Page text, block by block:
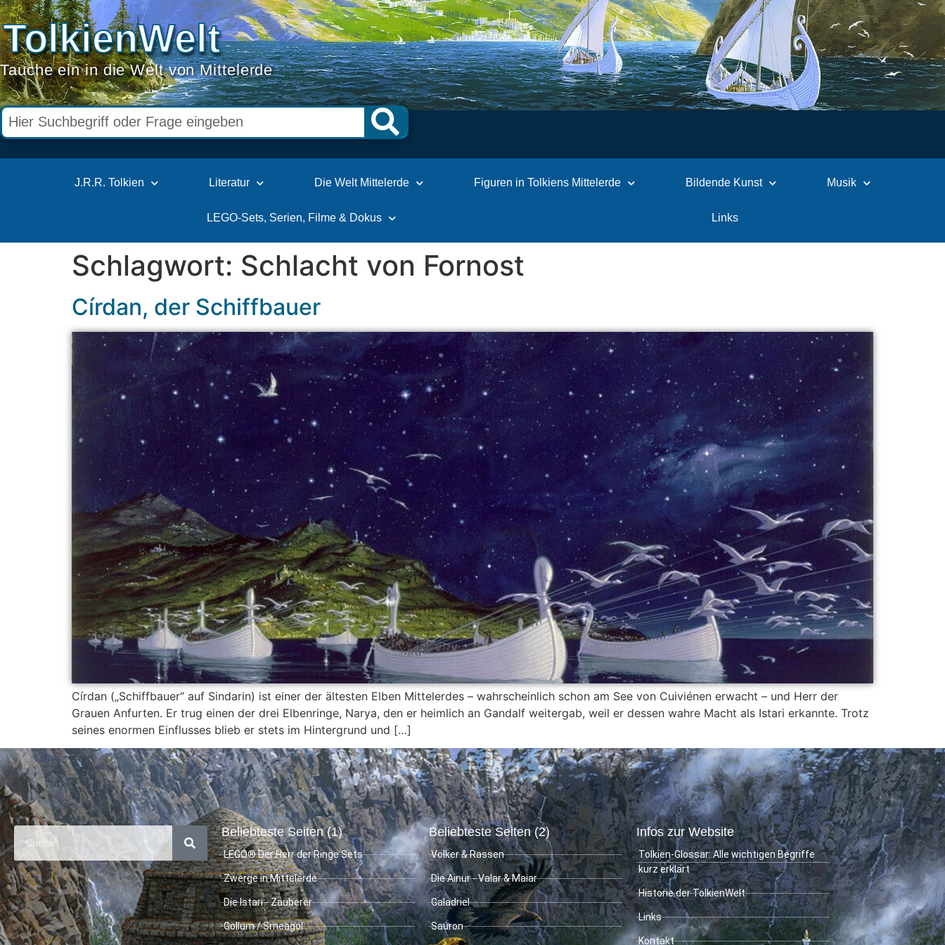
TolkienWelt
Tauche ein in die Welt von Mittelerde
J.R.R. Tolkien Literatur Die Welt Mittelerde Figuren in Tolkiens Mittelerde Bildende Kunst Musik
LEGO-Sets, Serien, Filme & Dokus Links
Schlagwort: Schlacht von Fornost
Círdan, der Schiffbauer
Círdan („Schiffbauer“ auf Sindarin) ist einer der ältesten Elben Mittelerdes – wahrscheinlich schon am See von Cuiviénen erwacht – und Herr der
Grauen Anfurten. Er trug einen der drei Elbenringe, Narya, den er heimlich an Gandalf weitergab, weil er dessen wahre Macht als Istari erkannte. Trotz
seines enormen Einflusses blieb er stets im Hintergrund und […]
Beliebteste Seiten (1)
LEGO® Der Herr der Ringe Sets
Zwerge in Mittelerde
Die Istari - Zauberer
Gollum / Smeagol
Beliebteste Seiten (2)
Völker & Rassen
Die Ainur - Valar & Maiar
Galadriel
Sauron
Infos zur Website
Tolkien-Glossar: Alle wichtigen Begriffe
kurz erklärt
Historie der TolkienWelt
Links
Kontakt